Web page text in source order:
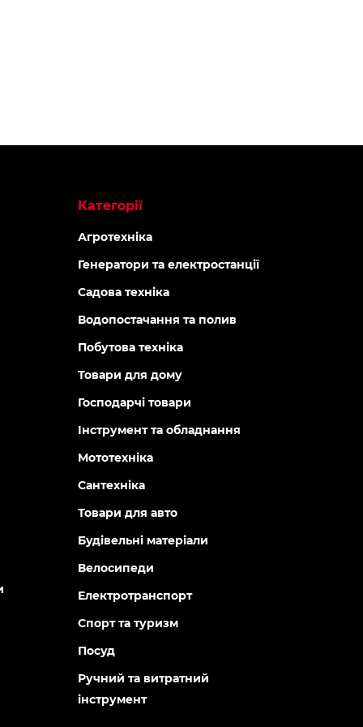
Категорії
Агротехніка
Генератори та електростанції
Садова техніка
Водопостачання та полив
Побутова техніка
Товари для дому
Господарчі товари
Інструмент та обладнання
Мототехніка
Сантехніка
Товари для авто
Будівельні матеріали
Велосипеди
Електротранспорт
Спорт та туризм
Посуд
Ручний та витратний
інструмент